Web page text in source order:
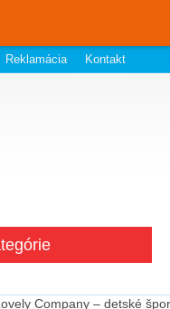
Reklamácia Kontakt